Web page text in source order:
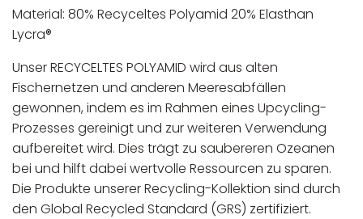
Material: 80% Recyceltes Polyamid 20% Elasthan
Lycra®
Unser RECYCELTES POLYAMID wird aus alten
Fischernetzen und anderen Meeresabfällen
gewonnen, indem es im Rahmen eines Upcycling-
Prozesses gereinigt und zur weiteren Verwendung
aufbereitet wird. Dies trägt zu saubereren Ozeanen
bei und hilft dabei wertvolle Ressourcen zu sparen.
Die Produkte unserer Recycling-Kollektion sind durch
den Global Recycled Standard (GRS) zertifiziert.